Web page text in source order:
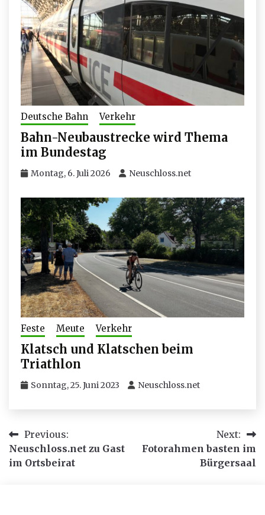
Deutsche Bahn Verkehr
Bahn-Neubaustrecke wird Thema
im Bundestag
Montag, 6. Juli 2026 Neuschloss.net
Feste Meute Verkehr
Klatsch und Klatschen beim
Triathlon
Sonntag, 25. Juni 2023 Neuschloss.net
Beitragsnavigation
Previous:
Neuschloss.net zu Gast
im Ortsbeirat
Next:
Fotorahmen basten im
Bürgersaal